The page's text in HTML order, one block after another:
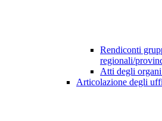
Rendiconti
regionali/
Atti degli
Articolazione degli